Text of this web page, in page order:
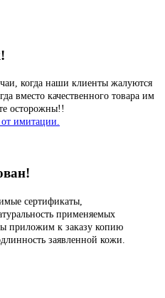
когда наши клиенты жалуются
вместо качественного товара им
осторожны!!
имитации.
сертификаты,
применяемых
приложим к заказу копию
заявленной кожи.